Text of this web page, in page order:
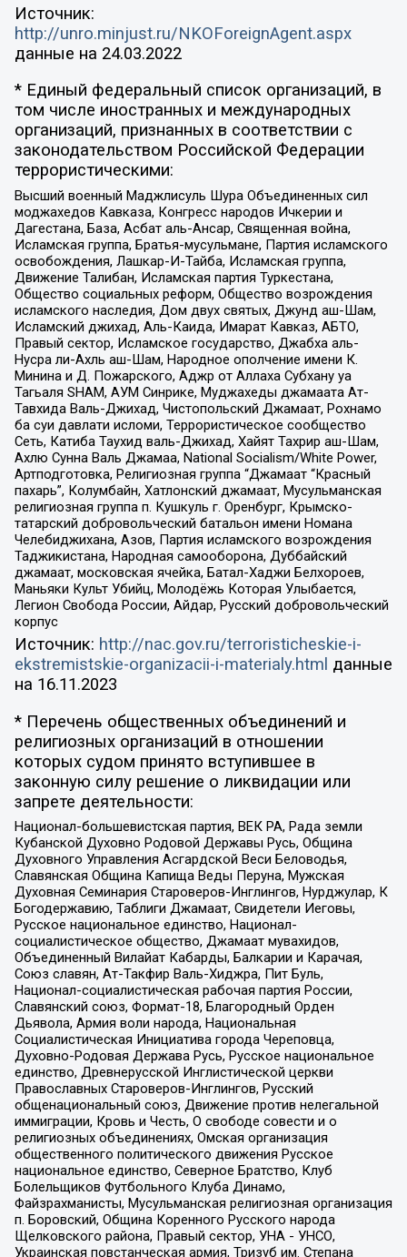
Источник:
http://unro.minjust.ru/NKOForeignAgent.aspx
данные на 24.03.2022
* Единый федеральный список организаций, в
том числе иностранных и международных
организаций, признанных в соответствии с
законодательством Российской Федерации
террористическими:
Высший военный Маджлисуль Шура Объединенных сил
моджахедов Кавказа, Конгресс народов Ичкерии и
Дагестана, База, Асбат аль-Ансар, Священная война,
Исламская группа, Братья-мусульмане, Партия исламского
освобождения, Лашкар-И-Тайба, Исламская группа,
Движение Талибан, Исламская партия Туркестана,
Общество социальных реформ, Общество возрождения
исламского наследия, Дом двух святых, Джунд аш-Шам,
Исламский джихад, Аль-Каида, Имарат Кавказ, АБТО,
Правый сектор, Исламское государство, Джабха аль-
Нусра ли-Ахль аш-Шам, Народное ополчение имени К.
Минина и Д. Пожарского, Аджр от Аллаха Субхану уа
Тагьаля SHAM, АУМ Синрике, Муджахеды джамаата Ат-
Тавхида Валь-Джихад, Чистопольский Джамаат, Рохнамо
ба суи давлати исломи, Террористическое сообщество
Сеть, Катиба Таухид валь-Джихад, Хайят Тахрир аш-Шам,
Ахлю Сунна Валь Джамаа, National Socialism/White Power,
Артподготовка, Религиозная группа “Джамаат “Красный
пахарь”, Колумбайн, Хатлонский джамаат, Мусульманская
религиозная группа п. Кушкуль г. Оренбург, Крымско-
татарский добровольческий батальон имени Номана
Челебиджихана, Азов, Партия исламского возрождения
Таджикистана, Народная самооборона, Дуббайский
джамаат, московская ячейка, Батал-Хаджи Белхороев,
Маньяки Культ Убийц, Молодёжь Которая Улыбается,
Легион Свобода России, Айдар, Русский добровольческий
корпус
Источник: http://nac.gov.ru/terroristicheskie-i-
ekstremistskie-organizacii-i-materialy.html данные
на 16.11.2023
* Перечень общественных объединений и
религиозных организаций в отношении
которых судом принято вступившее в
законную силу решение о ликвидации или
запрете деятельности:
Национал-большевистская партия, ВЕК РА, Рада земли
Кубанской Духовно Родовой Державы Русь, Община
Духовного Управления Асгардской Веси Беловодья,
Славянская Община Капища Веды Перуна, Мужская
Духовная Семинария Староверов-Инглингов, Нурджулар, К
Богодержавию, Таблиги Джамаат, Свидетели Иеговы,
Русское национальное единство, Национал-
социалистическое общество, Джамаат мувахидов,
Объединенный Вилайат Кабарды, Балкарии и Карачая,
Союз славян, Ат-Такфир Валь-Хиджра, Пит Буль,
Национал-социалистическая рабочая партия России,
Славянский союз, Формат-18, Благородный Орден
Дьявола, Армия воли народа, Национальная
Социалистическая Инициатива города Череповца,
Духовно-Родовая Держава Русь, Русское национальное
единство, Древнерусской Инглистической церкви
Православных Староверов-Инглингов, Русский
общенациональный союз, Движение против нелегальной
иммиграции, Кровь и Честь, О свободе совести и о
религиозных объединениях, Омская организация
общественного политического движения Русское
национальное единство, Северное Братство, Клуб
Болельщиков Футбольного Клуба Динамо,
Файзрахманисты, Мусульманская религиозная организация
п. Боровский, Община Коренного Русского народа
Щелковского района, Правый сектор, УНА - УНСО,
Украинская повстанческая армия, Тризуб им. Степана